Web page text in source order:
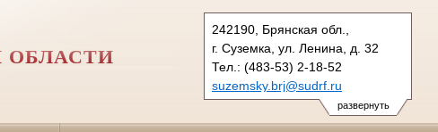
развернуть
242190, Брянская обл.,
г. Суземка, ул. Ленина, д. 32
Тел.: (483-53) 2-18-52
suzemsky.brj@sudrf.ru
ОБЛАСТИ